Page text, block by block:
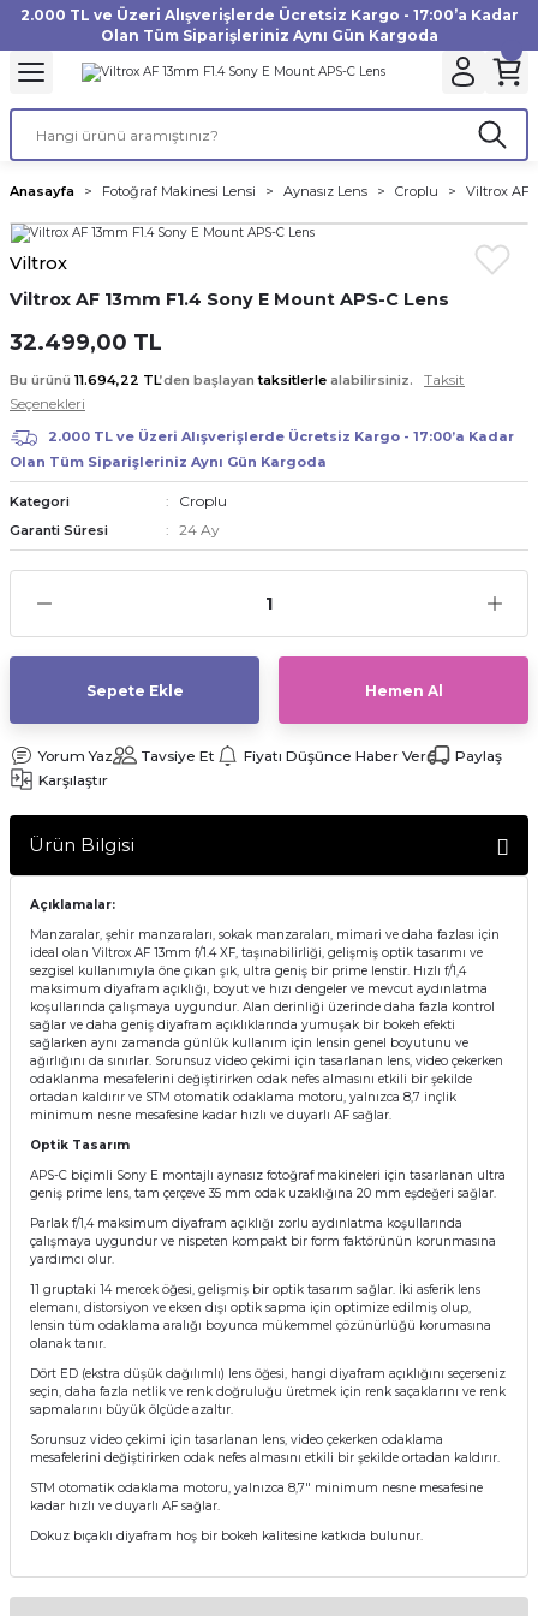
2.000 TL ve Üzeri Alışverişlerde Ücretsiz Kargo - 17:00’a Kadar
Olan Tüm Siparişleriniz Aynı Gün Kargoda
Geri Dön
Aksesuarları
Makinesi
Geri Dön
Geri Dön
Geri Dön
Geri Dön
Geri Dön
Geri Dön
Geri Dön
Geri Dön
Geri Dön
Geri Dön
Aksesuarları
Geri Dön
Anasayfa Fotoğraf Makinesi Lensi Aynasız Lens Croplu Viltrox AF
Viltrox
Viltrox AF 13mm F1.4 Sony E Mount APS-C Lens
32.499,00 TL
Bu ürünü 11.694,22 TL’den başlayantaksitlerle alabilirsiniz.
Taksit
Seçenekleri
2.000 TL ve Üzeri Alışverişlerde Ücretsiz Kargo - 17:00’a Kadar
Olan Tüm Siparişleriniz Aynı Gün Kargoda
Kategori Croplu
Garanti Süresi 24 Ay
Sepete Ekle Hemen Al
Yorum Yaz Tavsiye Et Fiyatı Düşünce Haber Ver
Paylaş
Karşılaştır
Ürün Bilgisi
Açıklamalar:
Manzaralar, şehir manzaraları, sokak manzaraları, mimari ve daha fazlası için
ideal olan Viltrox AF 13mm f/1.4 XF, taşınabilirliği, gelişmiş optik tasarımı ve
sezgisel kullanımıyla öne çıkan şık, ultra geniş bir prime lenstir. Hızlı f/1,4
maksimum diyafram açıklığı, boyut ve hızı dengeler ve mevcut aydınlatma
koşullarında çalışmaya uygundur. Alan derinliği üzerinde daha fazla kontrol
sağlar ve daha geniş diyafram açıklıklarında yumuşak bir bokeh efekti
sağlarken aynı zamanda günlük kullanım için lensin genel boyutunu ve
ağırlığını da sınırlar. Sorunsuz video çekimi için tasarlanan lens, video çekerken
odaklanma mesafelerini değiştirirken odak nefes almasını etkili bir şekilde
ortadan kaldırır ve STM otomatik odaklama motoru, yalnızca 8,7 inçlik
minimum nesne mesafesine kadar hızlı ve duyarlı AF sağlar.
Optik Tasarım
APS-C biçimli Sony E montajlı aynasız fotoğraf makineleri için tasarlanan ultra
geniş prime lens, tam çerçeve 35 mm odak uzaklığına 20 mm eşdeğeri sağlar.
Parlak f/1,4 maksimum diyafram açıklığı zorlu aydınlatma koşullarında
çalışmaya uygundur ve nispeten kompakt bir form faktörünün korunmasına
yardımcı olur.
11 gruptaki 14 mercek öğesi, gelişmiş bir optik tasarım sağlar. İki asferik lens
elemanı, distorsiyon ve eksen dışı optik sapma için optimize edilmiş olup,
lensin tüm odaklama aralığı boyunca mükemmel çözünürlüğü korumasına
olanak tanır.
Dört ED (ekstra düşük dağılımlı) lens öğesi, hangi diyafram açıklığını seçerseniz
seçin, daha fazla netlik ve renk doğruluğu üretmek için renk saçaklarını ve renk
sapmalarını büyük ölçüde azaltır.
Sorunsuz video çekimi için tasarlanan lens, video çekerken odaklama
mesafelerini değiştirirken odak nefes almasını etkili bir şekilde ortadan kaldırır.
STM otomatik odaklama motoru, yalnızca 8,7" minimum nesne mesafesine
kadar hızlı ve duyarlı AF sağlar.
Dokuz bıçaklı diyafram hoş bir bokeh kalitesine katkıda bulunur.